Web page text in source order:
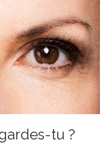
tu ?